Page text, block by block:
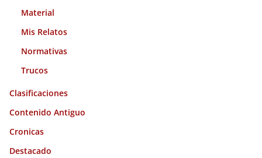
Material
Mis Relatos
Normativas
Trucos
Clasificaciones
Contenido Antiguo
Cronicas
Destacado